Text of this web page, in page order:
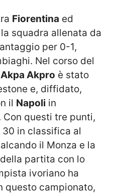
Fiorentina ed
squadra allenata da
per 0-1,
Nel corso del
Akpa Akpro è stato
e, diffidato,
il Napoli in
questi tre punti,
30 in classifica al
il Monza e la
partita con lo
ivoriano ha
questo campionato,